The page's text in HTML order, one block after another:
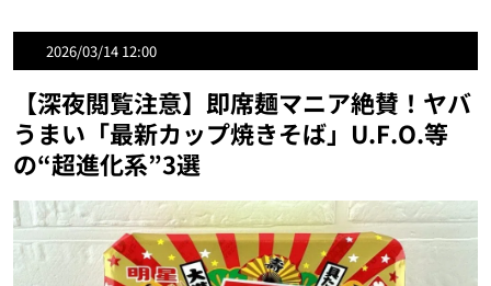
2026/03/14 12:00
【深夜閲覧注意】即席麺マニア絶賛！ヤバ
うまい「最新カップ焼きそば」U.F.O.等
の“超進化系”3選